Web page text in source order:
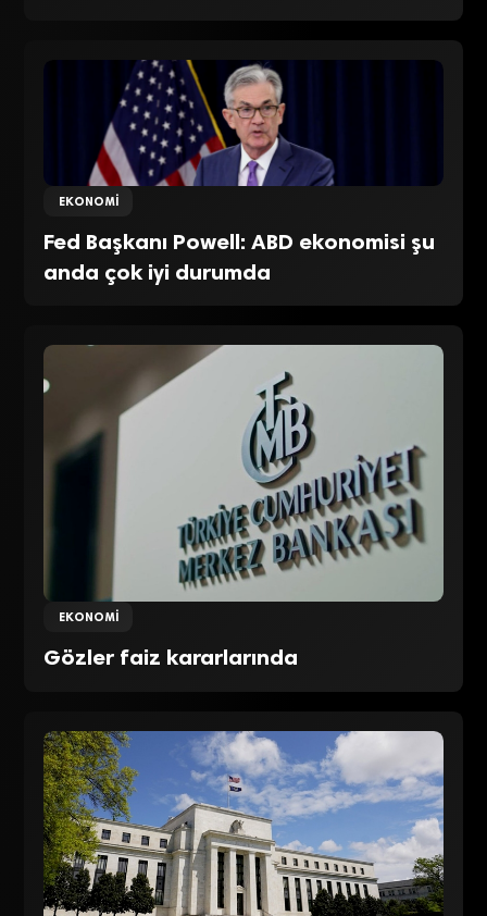
EKONOMI
Fed Başkanı Powell: ABD ekonomisi şu
anda çok iyi durumda
EKONOMI
Gözler faiz kararlarında